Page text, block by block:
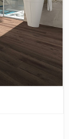
Дерево
Камень
Оникс
Бетон
Декор
Моноколор